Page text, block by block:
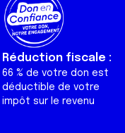
Réduction fiscale :
66 % de votre don est
déductible de votre
impôt sur le revenu